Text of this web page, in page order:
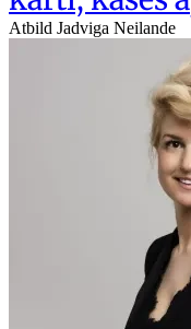
Atbild Jadviga Neilande